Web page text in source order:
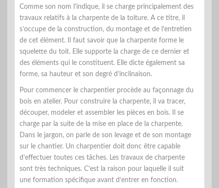
Comme son nom l’indique, il se charge principalement des
travaux relatifs à la charpente de la toiture. A ce titre, il
s’occupe de la construction, du montage et de l’entretien
de cet élément. Il faut savoir que la charpente forme le
squelette du toit. Elle supporte la charge de ce dernier et
des éléments qui le constituent. Elle dicte également sa
forme, sa hauteur et son degré d’inclinaison.
Pour commencer le charpentier procède au façonnage du
bois en atelier. Pour construire la charpente, il va tracer,
découper, modeler et assembler les pièces en bois. Il se
charge par la suite de la mise en place de la charpente.
Dans le jargon, on parle de son levage et de son montage
sur le chantier. Un charpentier doit donc être capable
d’effectuer toutes ces tâches. Les travaux de charpente
sont très techniques. C’est la raison pour laquelle il suit
une formation spécifique avant d’entrer en fonction.